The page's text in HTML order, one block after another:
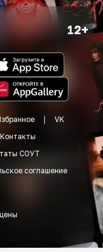
12+
VK
Контакты
СОУТ
соглашение